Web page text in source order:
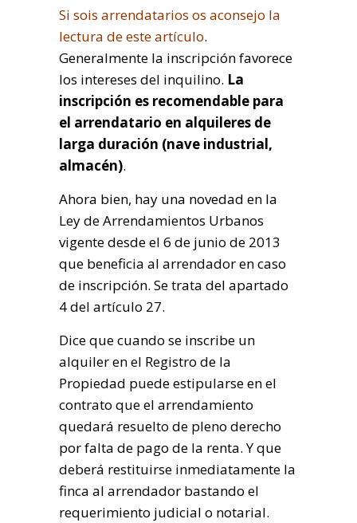
Si sois arrendatarios os aconsejo la
lectura de este artículo.
Generalmente la inscripción favorece
los intereses del inquilino. La
inscripción es recomendable para
el arrendatario en alquileres de
larga duración (nave industrial,
almacén).
Ahora bien, hay una novedad en la
Ley de Arrendamientos Urbanos
vigente desde el 6 de junio de 2013
que beneficia al arrendador en caso
de inscripción. Se trata del apartado
4 del artículo 27.
Dice que cuando se inscribe un
alquiler en el Registro de la
Propiedad puede estipularse en el
contrato que el arrendamiento
quedará resuelto de pleno derecho
por falta de pago de la renta. Y que
deberá restituirse inmediatamente la
finca al arrendador bastando el
requerimiento judicial o notarial.